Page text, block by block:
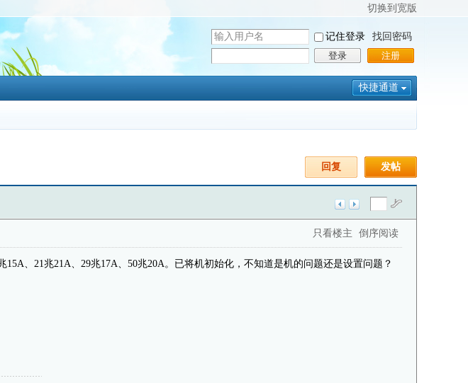
切换到宽版
用
户
名
码
记住登录
登录
找回密码
注册
快捷通道
发帖
回复
只看楼主 倒序阅读
、21兆21A、29兆17A、50兆20A。已将机初始化，不知道是机的问题还是设置问题？